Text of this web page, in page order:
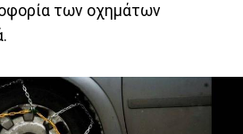
των οχημάτων